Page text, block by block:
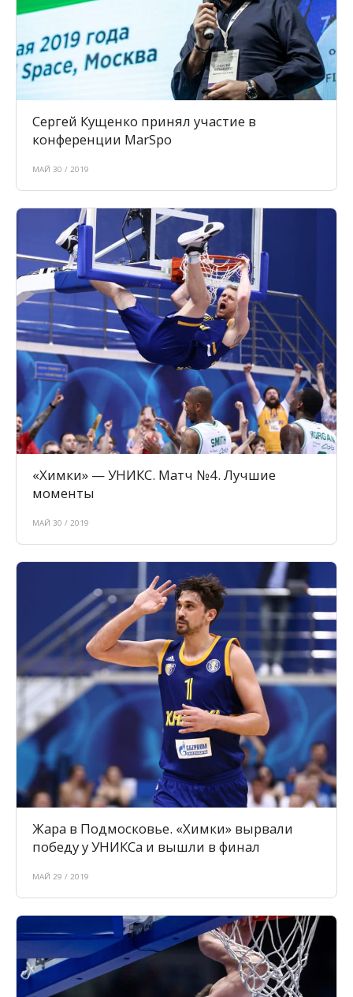
Сергей Кущенко принял участие в
конференции MarSpo
МАЙ 30 / 2019
«Химки» — УНИКС. Матч №4. Лучшие
моменты
МАЙ 30 / 2019
Жара в Подмосковье. «Химки» вырвали
победу у УНИКСа и вышли в финал
МАЙ 29 / 2019